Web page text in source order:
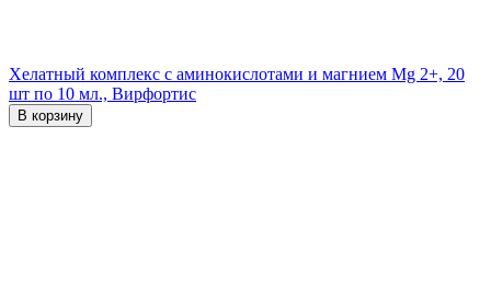
Хелатный комплекс с аминокислотами и магнием Mg 2+, 20
шт по 10 мл., Вирфортис
В корзину